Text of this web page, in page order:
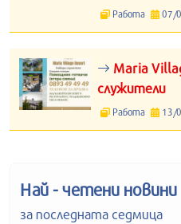
Работа 07/
Maria
служители
Работа 13/
Най - четени новини
за последната седмица